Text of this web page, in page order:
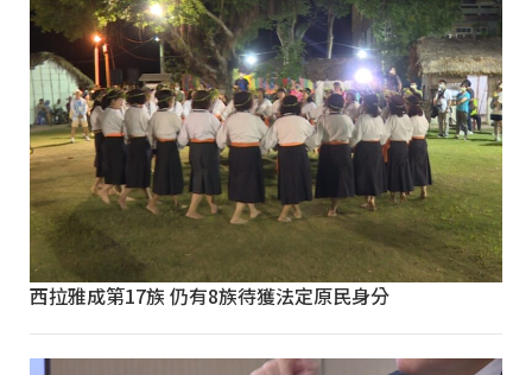
西拉雅成第17族 仍有8族待獲法定原民身分